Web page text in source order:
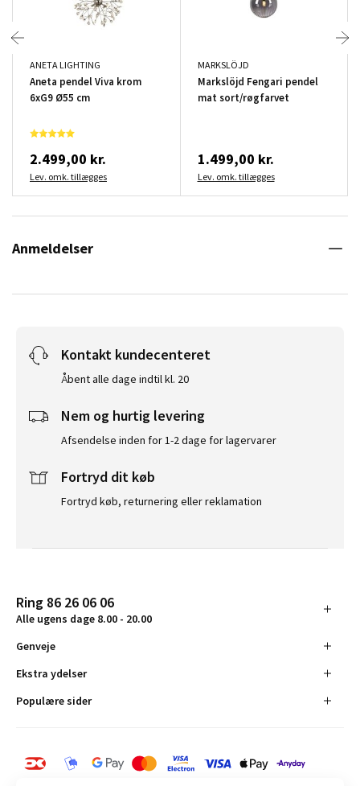
ANETA LIGHTING
Aneta pendel Viva krom
6xG9 Ø55 cm
2.499,00 kr.
Lev. omk. tillægges
MARKSLÖJD
Markslöjd Fengari pendel
mat sort/røgfarvet
1.499,00 kr.
Lev. omk. tillægges
Anmeldelser
Kontakt kundecenteret
Åbent alle dage indtil kl. 20
Nem og hurtig levering
Afsendelse inden for 1-2 dage for lagervarer
Fortryd dit køb
Fortryd køb, returnering eller reklamation
Ring 86 26 06 06
Alle ugens dage 8.00 - 20.00
Genveje
Ekstra ydelser
Populære sider